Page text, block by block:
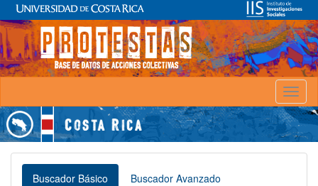
Buscador Básico Buscador Avanzado